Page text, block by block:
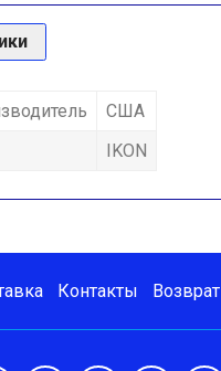
США
IKON
Контакты Возврат